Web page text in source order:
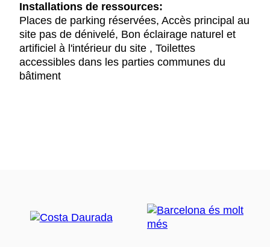
Installations de ressources:
Places de parking réservées, Accès principal au
site pas de dénivelé, Bon éclairage naturel et
artificiel à l'intérieur du site , Toilettes
accessibles dans les parties communes du
bâtiment